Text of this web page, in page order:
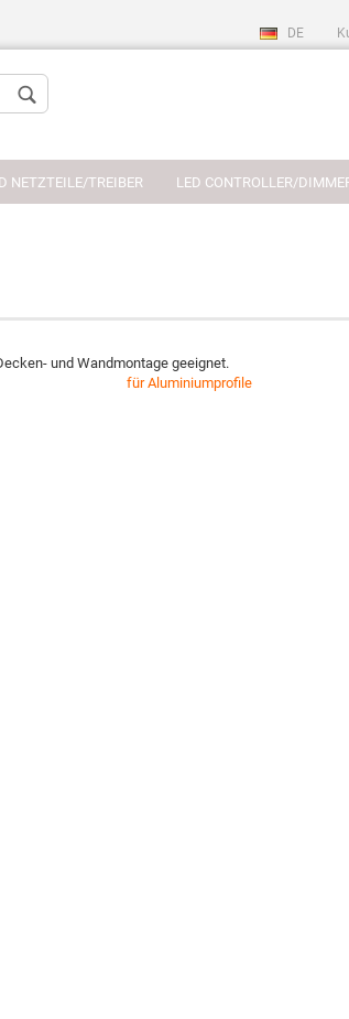
DE
Sprache auswählen
Passwort vergessen?
NETZTEILE/TREIBER LED CONTROLLER/
und Wandmontage geeignet.
für Aluminiumprofile